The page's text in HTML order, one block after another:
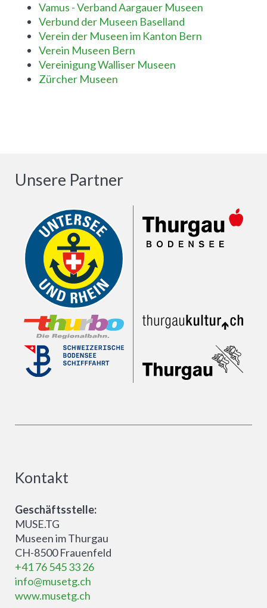
Vamus - Verband Aargauer Museen
Verbund der Museen Baselland
Verein der Museen im Kanton Bern
Verein Museen Bern
Vereinigung Walliser Museen
Zürcher Museen
Unsere Partner
Kontakt
Geschäftsstelle:
MUSE.TG
Museen im Thurgau
CH-8500 Frauenfeld
+41 76 545 33 26
info@musetg.ch
www.musetg.ch